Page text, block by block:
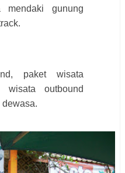
mendaki gunung
paket wisata
wisata outbound
dewasa.